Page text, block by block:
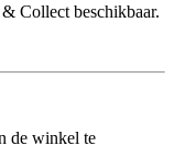
Collect beschikbaar.
de winkel te